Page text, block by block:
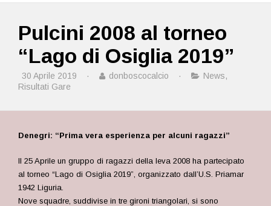
Pulcini 2008 al torneo
“Lago di Osiglia 2019”
30 Aprile 2019 · donboscocalcio · News,
Risultati Gare
Denegri: “Prima vera esperienza per alcuni ragazzi”
Il 25 Aprile un gruppo di ragazzi della leva 2008 ha partecipato
al torneo “Lago di Osiglia 2019”, organizzato dall’U.S. Priamar
1942 Liguria.
Nove squadre, suddivise in tre gironi triangolari, si sono